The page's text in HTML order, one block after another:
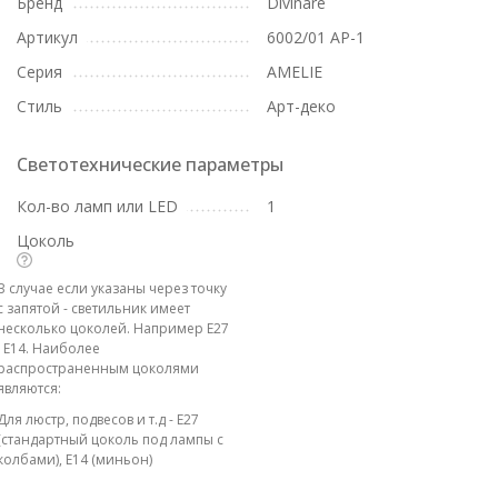
Артикул
6002/01 AP-1
Серия
AMELIE
Стиль
Арт-деко
Светотехнические параметры
Кол-во ламп или LED
1
Цоколь
случае если указаны через точку
запятой - светильник имеет
цоколей. Например E27
E14. Наиболее
цоколями
люстр, подвесов и т.д - E27
цоколь под лампы с
E14 (миньон)